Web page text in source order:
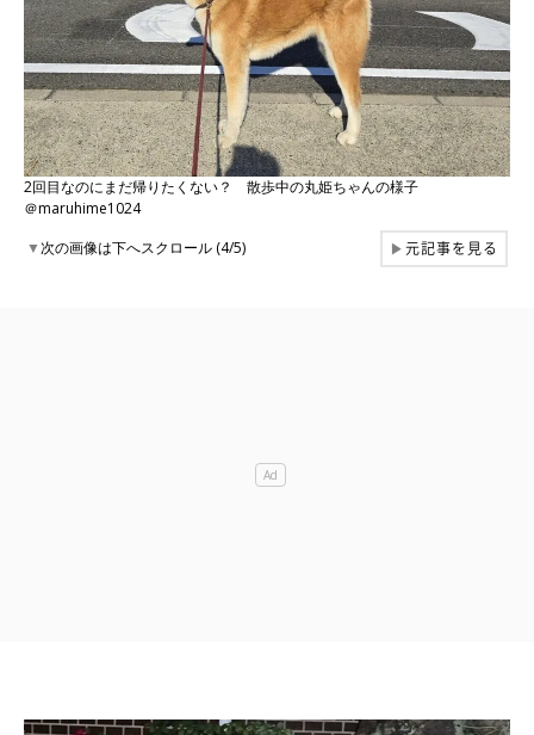
2回目なのにまだ帰りたくない？ 散歩中の丸姫ちゃんの様子
＠maruhime1024
▼次の画像は下へスクロール (4/5) ▶元記事を見る